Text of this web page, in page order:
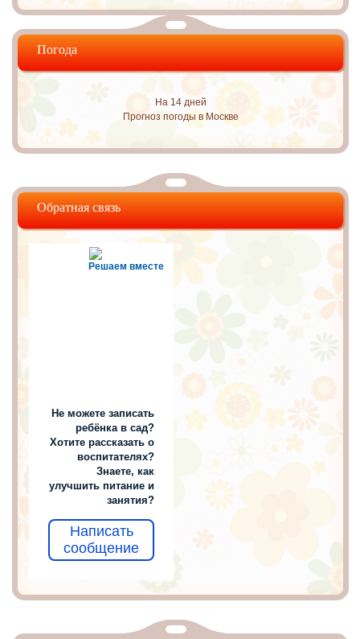
Погода
На 14 дней
Прогноз погоды в Москве
Обратная связь
Решаем вместе
Не можете записать
ребёнка в сад?
Хотите рассказать о
воспитателях?
Знаете, как
улучшить питание и
занятия?
Написать
сообщение